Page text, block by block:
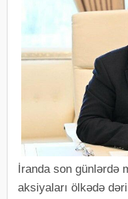
İranda son günlərdə
aksiyaları ölkədə